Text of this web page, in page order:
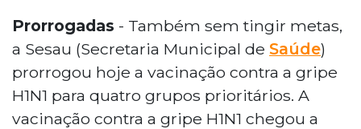
Prorrogadas - Também sem tingir metas,
a Sesau (Secretaria Municipal de Saúde)
prorrogou hoje a vacinação contra a gripe
H1N1 para quatro grupos prioritários. A
vacinação contra a gripe H1N1 chegou a